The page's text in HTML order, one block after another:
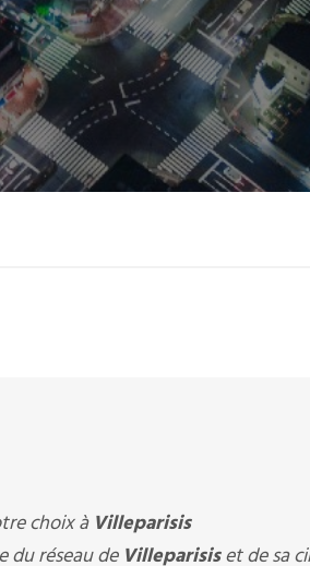
choix à Villeparisis
du réseau de Villeparisiset de sa